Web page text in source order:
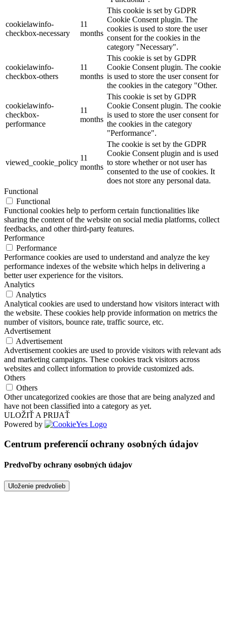
cookielawinfo-
checkbox-necessary
11
months
This cookie is set by GDPR
Cookie Consent plugin. The
cookies is used to store the user
consent for the cookies in the
category "Necessary".
cookielawinfo-
checkbox-others
11
months
This cookie is set by GDPR
Cookie Consent plugin. The cookie
is used to store the user consent for
the cookies in the category "Other.
cookielawinfo-
checkbox-
performance
11
months
This cookie is set by GDPR
Cookie Consent plugin. The cookie
is used to store the user consent for
the cookies in the category
"Performance".
viewed_cookie_policy
11
months
The cookie is set by the GDPR
Cookie Consent plugin and is used
to store whether or not user has
consented to the use of cookies. It
does not store any personal data.
Functional
Functional
Functional cookies help to perform certain functionalities like
sharing the content of the website on social media platforms, collect
feedbacks, and other third-party features.
Performance
Performance
Performance cookies are used to understand and analyze the key
performance indexes of the website which helps in delivering a
better user experience for the visitors.
Analytics
Analytics
Analytical cookies are used to understand how visitors interact with
the website. These cookies help provide information on metrics the
number of visitors, bounce rate, traffic source, etc.
Advertisement
Advertisement
Advertisement cookies are used to provide visitors with relevant ads
and marketing campaigns. These cookies track visitors across
websites and collect information to provide customized ads.
Others
Others
Other uncategorized cookies are those that are being analyzed and
have not been classified into a category as yet.
ULOŽIŤ A PRIJAŤ
Powered by
Centrum preferencií ochrany osobných údajov
Predvoľby ochrany osobných údajov